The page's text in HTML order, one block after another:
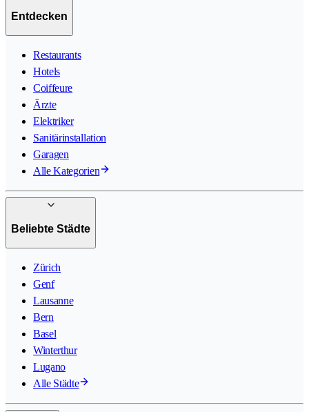
Entdecken
Restaurants
Hotels
Coiffeure
Ärzte
Elektriker
Sanitärinstallation
Garagen
Alle Kategorien
Beliebte Städte
Zürich
Genf
Lausanne
Bern
Basel
Winterthur
Lugano
Alle Städte